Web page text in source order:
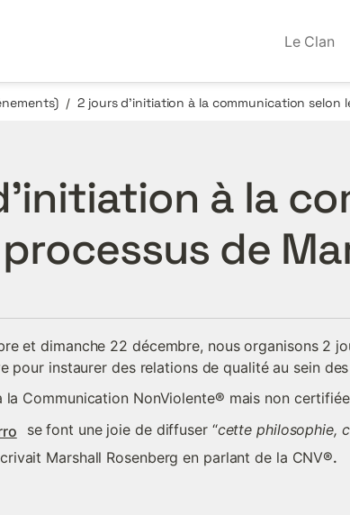
Le Clan
/
à la
de
et dimanche 22 décembre, nous organisons 2
pour instaurer des relations de qualité au sein
Communication NonViolente® mais non
se font une joie de diffuser “cette philosophie,
Marshall Rosenberg en parlant de la CNV®.